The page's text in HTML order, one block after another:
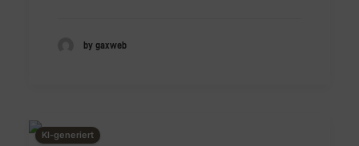
by gaxweb
This image is AI-generated or manipulated, disclosed under Article 50(4) of the EU AI Act.
KI-generiert